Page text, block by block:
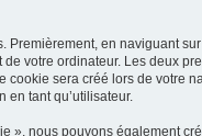
en naviguant
votre ordinateur. Les deux
sera créé lors de votre
en tant qu’utilisateur.
», nous pouvons également